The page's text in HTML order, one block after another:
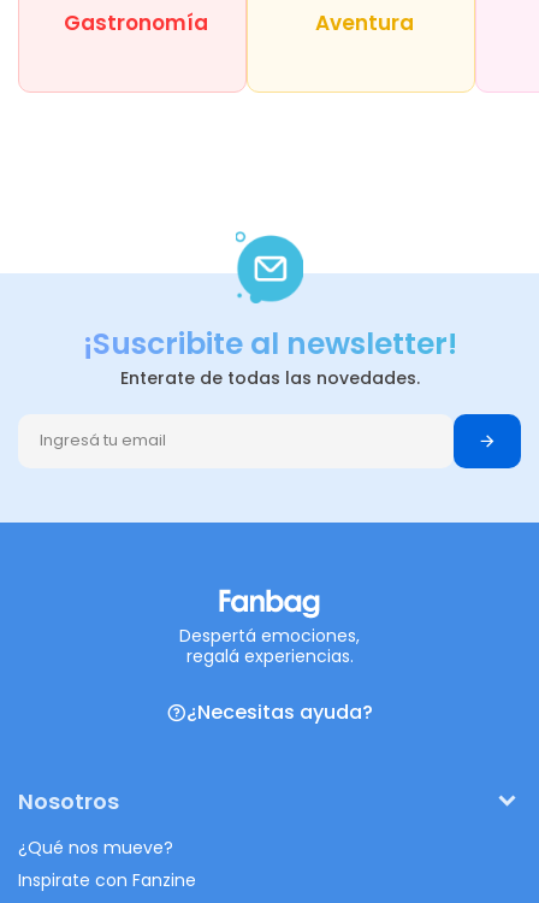
Gastronomía Aventura
¡Suscribite al newsletter!
Enterate de todas las novedades.
Despertá emociones,
regalá experiencias.
¿Necesitas ayuda?
Nosotros
¿Qué nos mueve?
Inspirate con Fanzine